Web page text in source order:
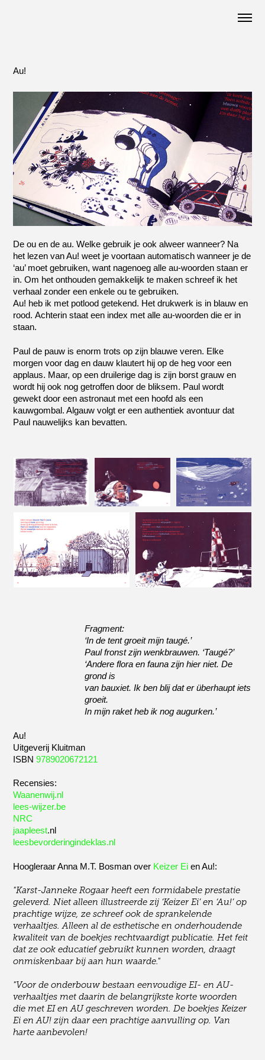
Au!
De ou en de au. Welke gebruik je ook alweer wanneer? Na
het lezen van Au! weet je voortaan automatisch wanneer je de
‘au’ moet gebruiken, want nagenoeg alle au-woorden staan er
in. Om het onthouden gemakkelijk te maken schreef ik het
verhaal zonder een enkele ou te gebruiken.
Au! heb ik met potlood getekend. Het drukwerk is in blauw en
rood. Achterin staat een index met alle au-woorden die er in
staan.
Paul de pauw is enorm trots op zijn blauwe veren. Elke
morgen voor dag en dauw klautert hij op de heg voor een
applaus. Maar, op een druilerige dag is zijn borst grauw en
wordt hij ook nog getroffen door de bliksem. Paul wordt
gewekt door een astronaut met een hoofd als een
kauwgombal. Algauw volgt er een authentiek avontuur dat
Paul nauwelijks kan bevatten.
Fragment:
‘In de tent groeit mijn taugé.’
Paul fronst zijn wenkbrauwen. ‘Taugé?’
‘Andere flora en fauna zijn hier niet. De
grond is
van bauxiet. Ik ben blij dat er überhaupt iets
groeit.
In mijn raket heb ik nog augurken.’
Au!
Uitgeverij Kluitman
ISBN9789020672121
Recensies:
Waanenwij.nl
lees-wijzer.be
NRC
jaapleest.nl
leesbevorderingindeklas.nl
Hoogleraar Anna M.T. Bosman over Keizer Ei en Au!:
"Karst-Janneke Rogaar heeft een formidabele prestatie
geleverd. Niet alleen illustreerde zij ‘Keizer Ei’ en ‘Au!’ op
prachtige wijze, ze schreef ook de sprankelende
verhaaltjes. Alleen al de esthetische en onderhoudende
kwaliteit van de boekjes rechtvaardigt publicatie. Het feit
dat ze ook educatief gebruikt kunnen worden, draagt
onmiskenbaar bij aan hun waarde."
"Voor de onderbouw bestaan eenvoudige EI- en AU-
verhaaltjes met daarin de belangrijkste korte woorden
die met EI en AU geschreven worden. De boekjes Keizer
Ei en AU! zijn daar een prachtige aanvulling op. Van
harte aanbevolen!